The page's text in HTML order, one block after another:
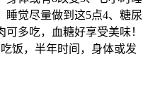
睡觉尽量做到这5点4、糖尿
多吃，血糖好享受美味！
饭，半年时间，身体或发